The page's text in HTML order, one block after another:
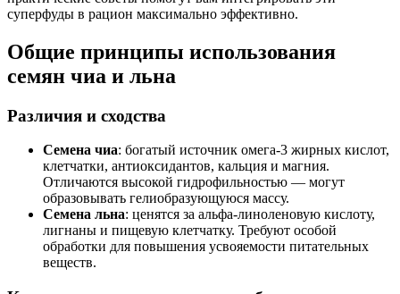
суперфуды в рацион максимально эффективно.
Общие принципы использования
семян чиа и льна
Различия и сходства
Семена чиа: богатый источник омега-3 жирных кислот,
клетчатки, антиоксидантов, кальция и магния.
Отличаются высокой гидрофильностью — могут
образовывать гелиобразующуюся массу.
Семена льна: ценятся за альфа-линоленовую кислоту,
лигнаны и пищевую клетчатку. Требуют особой
обработки для повышения усвояемости питательных
веществ.